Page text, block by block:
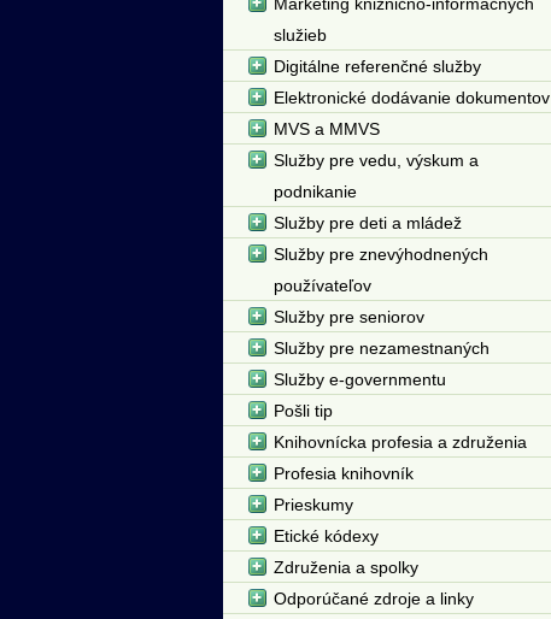
služieb
Digitálne referenčné služby
Elektronické dodávanie dokumentov
MVS a MMVS
Služby pre vedu, výskum a
podnikanie
Služby pre deti a mládež
Služby pre znevýhodnených
používateľov
Služby pre seniorov
Služby pre nezamestnaných
Služby e-governmentu
Pošli tip
Knihovnícka profesia a združenia
Profesia knihovník
Prieskumy
Etické kódexy
Združenia a spolky
Odporúčané zdroje a linky